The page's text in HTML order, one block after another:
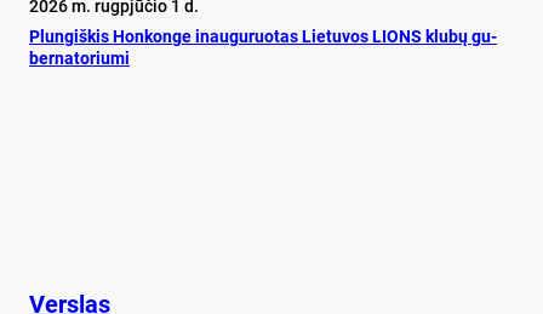
2026 m. rugpjūčio 1 d.
Plun­giš­kis Hon­kon­ge inau­gu­ruo­tas Lie­tu­vos LIONS klu­bų gu­
ber­na­to­riu­mi
Verslas